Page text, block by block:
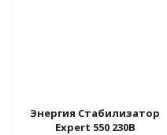
Энергия Cтабилизатор
Expert 550 230В